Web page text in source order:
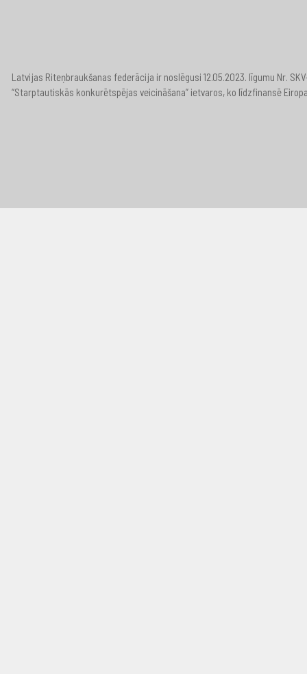
Latvijas Riteņbraukšanas federācija ir noslēgusi 12.05.2023. līgumu Nr.
“Starptautiskās konkurētspējas veicināšana” ietvaros, ko līdzfinansē